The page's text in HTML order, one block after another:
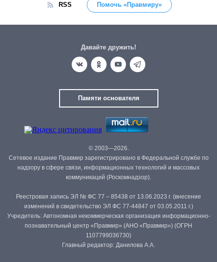
RSS Помочь «Правмиру»
Давайте дружить!
Памяти основателя
© 2003—2026.
Сетевое издание Правмир зарегистрировано в Федеральной службе по
надзору в сфере связи, информационных технологий и массовых
коммуникаций (Роскомнадзор).
Реестровая запись ЭЛ № ФС 77 – 85438 от 13.06.2023 г. (внесение
изменений в свидетельство ЭЛ ФС 77-44847 от 03.05.2011 г.)
Учредитель: Автономная некоммерческая организация информационно-
познавательный центр «Правмир» (АНО «Правмир») (ОГРН
1107799036730)
Главный редактор: Данилова А.А.